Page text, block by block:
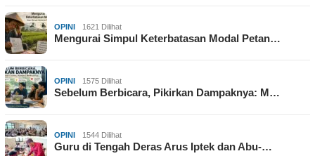
OPINI 1621 Dilihat
Mengurai Simpul Keterbatasan Modal Petan…
OPINI 1575 Dilihat
Sebelum Berbicara, Pikirkan Dampaknya: M…
OPINI 1544 Dilihat
Guru di Tengah Deras Arus Iptek dan Abu-…